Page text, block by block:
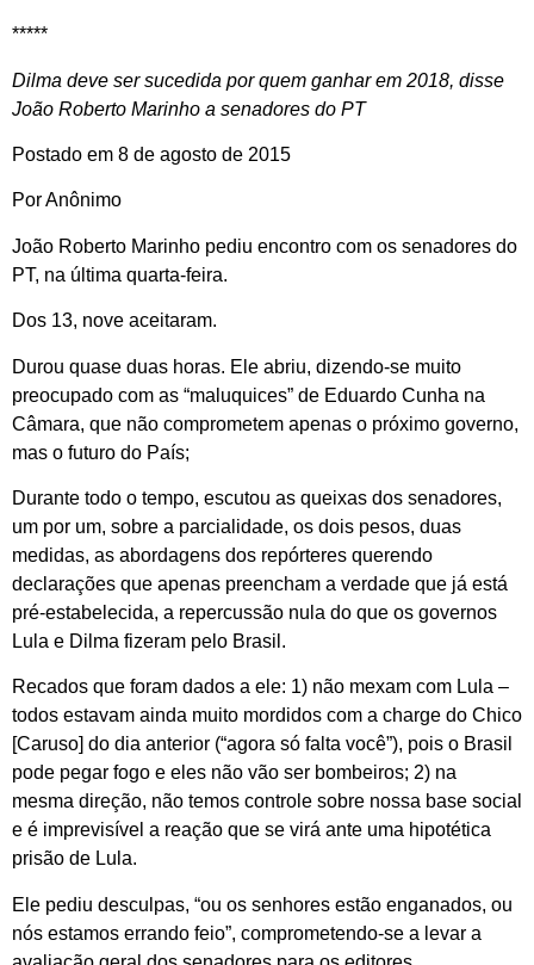
*****
Dilma deve ser sucedida por quem ganhar em 2018, disse
João Roberto Marinho a senadores do PT
Postado em 8 de agosto de 2015
Por Anônimo
João Roberto Marinho pediu encontro com os senadores do
PT, na última quarta-feira.
Dos 13, nove aceitaram.
Durou quase duas horas. Ele abriu, dizendo-se muito
preocupado com as “maluquices” de Eduardo Cunha na
Câmara, que não comprometem apenas o próximo governo,
mas o futuro do País;
Durante todo o tempo, escutou as queixas dos senadores,
um por um, sobre a parcialidade, os dois pesos, duas
medidas, as abordagens dos repórteres querendo
declarações que apenas preencham a verdade que já está
pré-estabelecida, a repercussão nula do que os governos
Lula e Dilma fizeram pelo Brasil.
Recados que foram dados a ele: 1) não mexam com Lula –
todos estavam ainda muito mordidos com a charge do Chico
[Caruso] do dia anterior (“agora só falta você”), pois o Brasil
pode pegar fogo e eles não vão ser bombeiros; 2) na
mesma direção, não temos controle sobre nossa base social
e é imprevisível a reação que se virá ante uma hipotética
prisão de Lula.
Ele pediu desculpas, “ou os senhores estão enganados, ou
nós estamos errando feio”, comprometendo-se a levar a